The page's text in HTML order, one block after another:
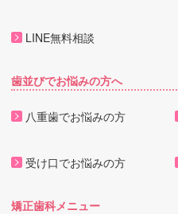
LINE無料相談
歯並びでお悩みの方へ
八重歯でお悩みの方
受け口でお悩みの方
矯正歯科メニュー